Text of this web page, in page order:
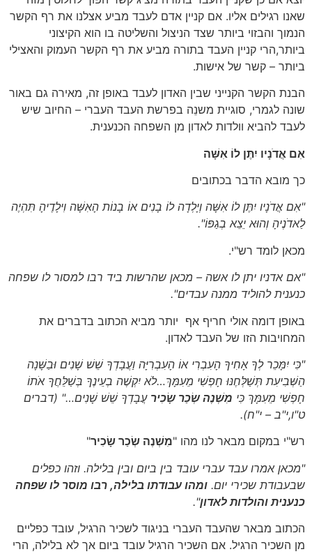
שאנו רגילים אליו. אם קניין אדם לעבד מביע אצלנו את רף הקשר
הנמוך והבזוי ביותר שצד הניצול והשליטה בו הוא הקיצוני
ביותר,הרי קניין העבד בתורה מביע את רף הקשר העמוק והאצילי
ביותר – קשר של אישות.
הבנת הקשר הקנייני שבין האדון לעבד באופן זה, מאירה גם באור
שונה לגמרי, סוגיית משנֵה בפרשת העבד העברי – החיוב שיש
לעבד להביא וולדות לאדון מן השפחה הכנענית.
אִם אֲדֹנָיו יִתֶּן לוֹ אִשָּׁה
כך מובא הדבר בכתובים
"אִם אֲדֹנָיו יִתֶּן לוֹ אִשָּׁה וְיָלְדָה לוֹ בָנִים אוֹ בָנוֹת הָאִשָּׁה וִילָדֶיהָ תִּהְיֶה
לַאדֹנֶיהָ וְהוּא יֵצֵא בְגַפּוֹ".
מכאן לומד רש"י.
"אם אדניו יתן לו אשה – מכאן שהרשות ביד רבו למסור לו שפחה
כנענית להוליד ממנה עבדים".
באופן דומה אולי חריף אף יותר מביא הכתוב בדברים את
המחויבות הזו של העבד לאדון.
"כִּי יִמָּכֵר לְךָ אָחִיךָ הָעִבְרִי אוֹ הָעִבְרִיָּה וַעֲבָדְךָ שֵׁשׁ שָׁנִים וּבַשָּׁנָה
הַשְּׁבִיעִת תְּשַׁלְּחֶנּוּ חָפְשִׁי מֵעִמָּךְ…לֹא יִקְשֶׁה בְעֵינֶךָ בְּשַׁלֵּחֲךָ אֹתוֹ
חָפְשִׁי מֵעִמָּךְ כִּי מִשְׁנֶה שְׂכַר שָׂכִיר עֲבָדְךָ שֵׁשׁ שָׁנִים…" (דברים
ט"ו,י"ב – י"ח).
רש"י במקום מבאר לנו מהו "מִשְׁנֶה שְׂכַר שָׂכִיר"
"מכאן אמרו עבד עברי עובד בין ביום ובין בלילה. וזהו כפלים
שבעבודת שכירי יום. ומהו עבודתו בלילה, רבו מוסר לו שפחה
כנענית והולדות לאדון".
הכתוב מבאר שהעבד העברי בניגוד לשכיר הרגיל, עובד כפליים
מן השכיר הרגיל. אם השכיר הרגיל עובד ביום אך לא בלילה, הרי